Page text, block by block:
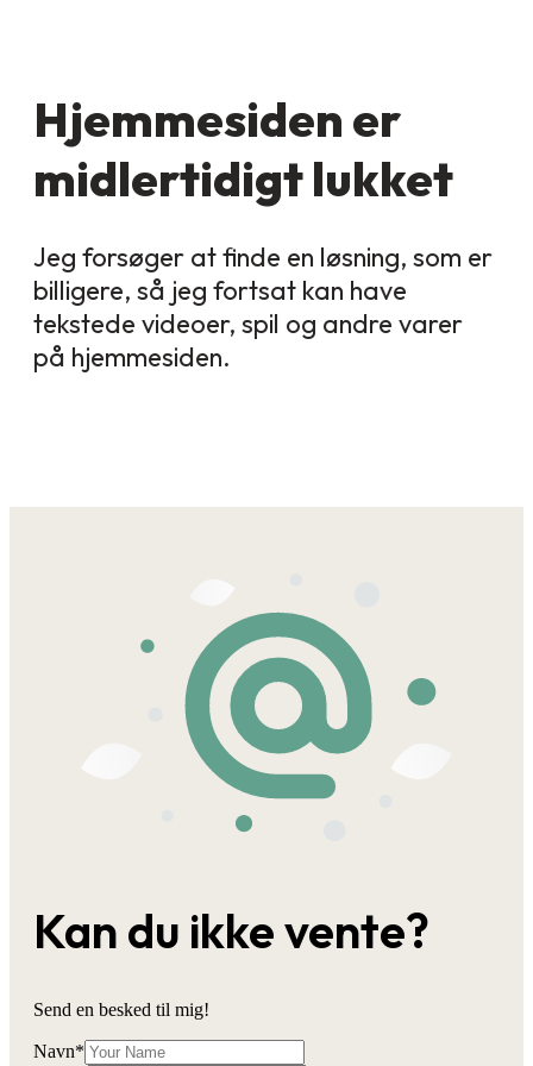
Hjemmesiden er
midlertidigt lukket
Jeg forsøger at finde en løsning, som er
billigere, så jeg fortsat kan have
tekstede videoer, spil og andre varer
på hjemmesiden.
Kan du ikke vente?
Send en besked til mig!
Navn*